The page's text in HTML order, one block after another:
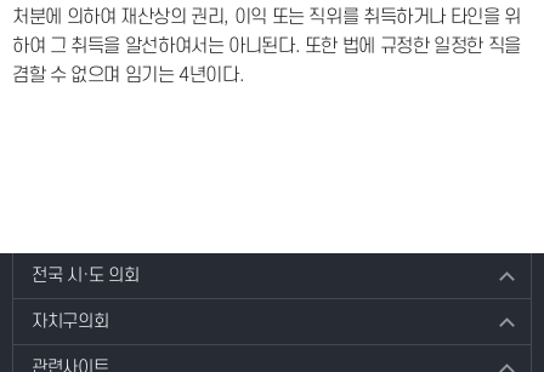
처분에 의하여 재산상의 권리, 이익 또는 직위를 취득하거나 타인을 위
하여 그 취득을 알선하여서는 아니된다. 또한 법에 규정한 일정한 직을
겸할 수 없으며 임기는 4년이다.
전국 시·도 의회
자치구의회
관련사이트